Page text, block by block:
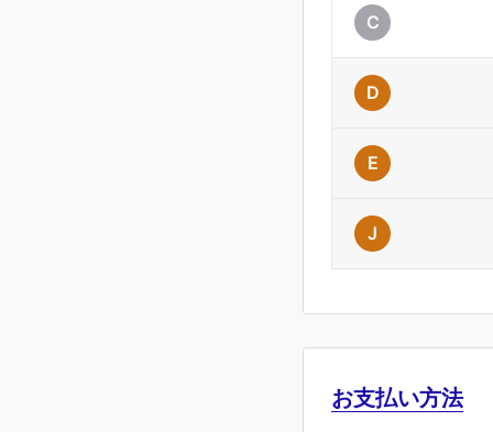
C
D
E
J
お支払い方法